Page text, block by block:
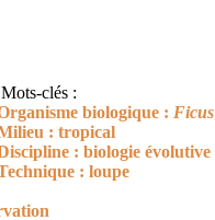
Mots-clés :
biologique : Ficus
: tropical
: biologie évolutive
: loupe